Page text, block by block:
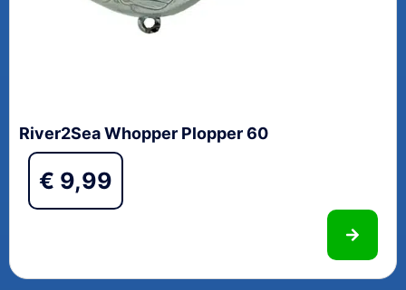
River2Sea Whopper Plopper 60
€ 9,99